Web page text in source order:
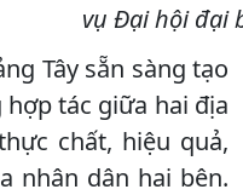
vụ Đại hội đại
Tây sẵn sàng tạo
tác giữa hai địa
chất, hiệu quả,
nhân dân hai bên.